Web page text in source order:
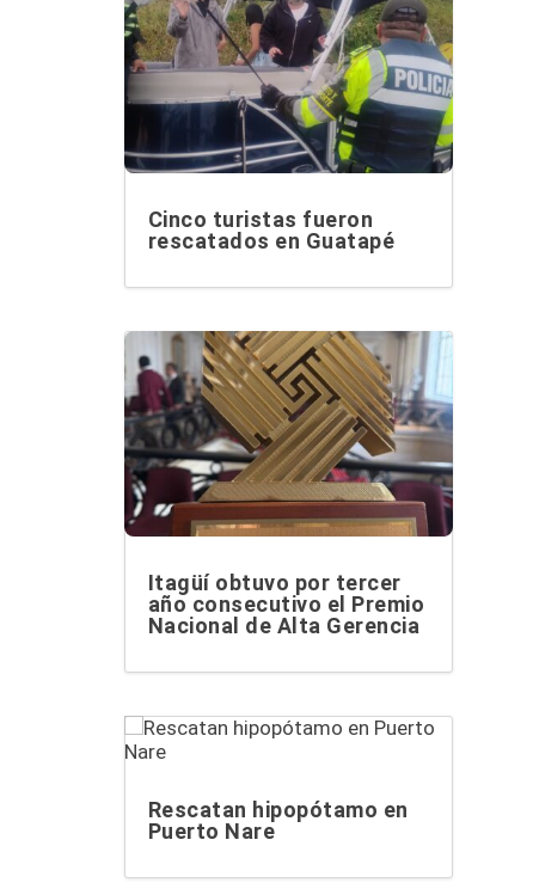
Cinco turistas fueron
rescatados en Guatapé
Itagüí obtuvo por tercer
año consecutivo el Premio
Nacional de Alta Gerencia
Rescatan hipopótamo en
Puerto Nare